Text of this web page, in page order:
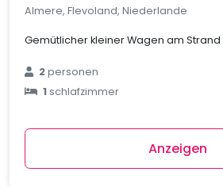
Almere, Flevoland, Niederlande
Gemütlicher kleiner Wagen am
2personen
1schlafzimmer
Anzeigen